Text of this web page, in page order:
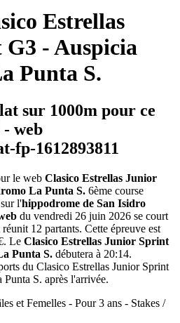
Estrellas
- Auspicia
Punta S.
sur 1000m pour ce
- web
le web Clasico Estrellas Junior
La Punta S. 6ème course
l'hippodrome de San Isidro
du vendredi 26 juin 2026 se court
12 partants. Cette épreuve est
Le Clasico Estrellas Junior Sprint
Punta S. débutera à 20:14.
du Clasico Estrellas Junior Sprint
S. après l'arrivée.
et Femelles - Pour 3 ans - Stakes /